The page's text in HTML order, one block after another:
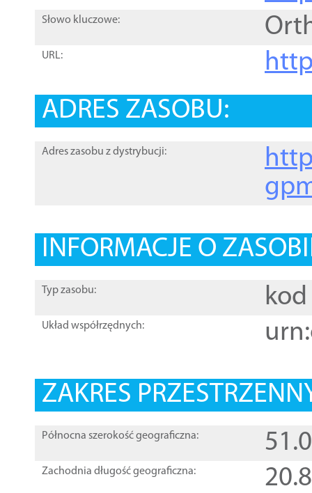
Słowo kluczowe:
URL:
ADRES ZASOBU:
Adres zasobu z dystrybucji:
INFORMACJE O
Typ zasobu: kod
Układ współrzędnych:
ZAKRES
Północna szerokość geograficzna:
Zachodnia długość geograficzna: